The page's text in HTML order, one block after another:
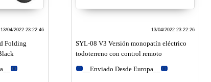
13/04/2022 23:22:46
Folding
13/04/2022 23:22:26
SYL-08 V3 Versión monopatín eléctrico
todoterreno con control remoto
__Enviado Desde Europa__